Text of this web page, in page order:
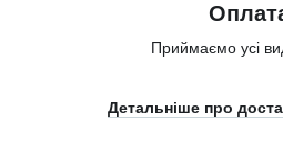
Приймаємо усі
Детальніше про